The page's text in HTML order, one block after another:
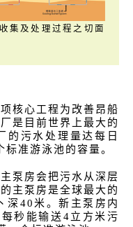
集及处理过程之切面
核心工程为改善昂船
是目前世界上最大的
的污水处理量达每日
准游泳池的容量。
泵房会把污水从深层
主泵房是全球最大的
深40米。新主泵房内
秒能输送4立方米污